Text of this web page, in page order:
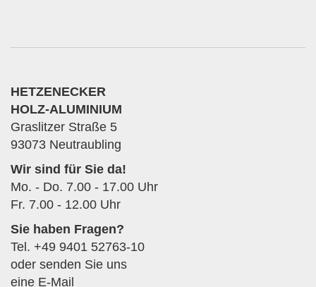
HETZENECKER
HOLZ-ALUMINIUM
Graslitzer Straße 5
93073 Neutraubling
Wir sind für Sie da!
Mo. - Do. 7.00 - 17.00 Uhr
Fr. 7.00 - 12.00 Uhr
Sie haben Fragen?
Tel. +49 9401 52763-10
oder senden Sie uns
eine E-Mail